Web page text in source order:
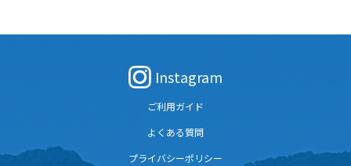
Instagram
ご利用ガイド
よくある質問
プライバシーポリシー